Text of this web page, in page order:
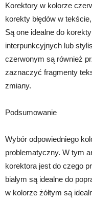
Korektory w kolorze
korekty błędów w
Są one idealne do
interpunkcyjnych lub
czerwonym są również
zaznaczyć fragmenty
zmiany.
Podsumowanie
Wybór odpowiedniego
problematyczny. W tym
korektora jest do czego
białym są idealne do
w kolorze żółtym są